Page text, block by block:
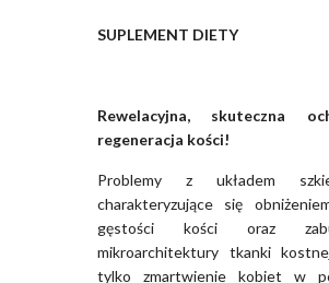
SUPLEMENT DIETY
Rewelacyjna, skuteczna
regeneracja kości!
Problemy z układem
charakteryzujące się
gęstości kości oraz
mikroarchitektury tkanki
tylko zmartwienie kobiet w